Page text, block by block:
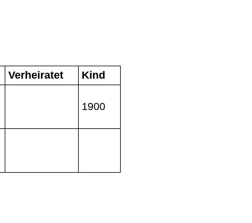
Verheiratet
Kind
1900